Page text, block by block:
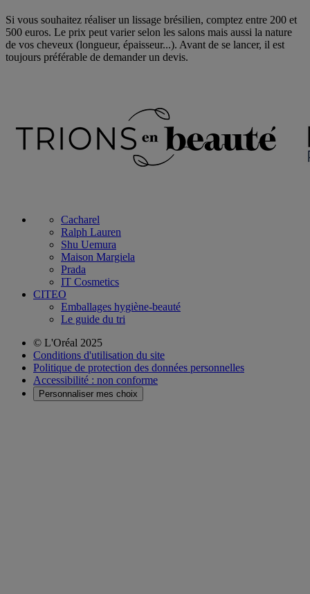
Si vous souhaitez réaliser un lissage brésilien, comptez entre 200 et
500 euros. Le prix peut varier selon les salons mais aussi la nature
de vos cheveux (longueur, épaisseur...). Avant de se lancer, il est
toujours préférable de demander un devis.
Cacharel
Ralph Lauren
Shu Uemura
Maison Margiela
Prada
IT Cosmetics
CITEO
Emballages hygiène-beauté
Le guide du tri
© L'Oréal 2025
Conditions d'utilisation du site
Politique de protection des données personnelles
Accessibilité : non conforme
Personnaliser mes choix